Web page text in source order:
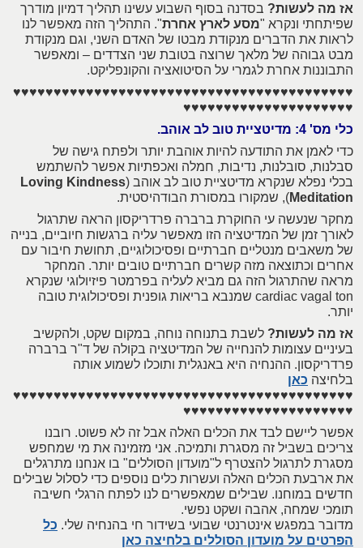
אז מה לעשות? בסדנה בסוף השבוע עשינו תהליך דמיון מודרך
שפיתחתי ונקרא "מסע לארץ אחרת". התהליך הזה מאפשר לנו
לראות את הדברים מנקודת מבטו של האדם השני, וגם מנקודת
מבט גבוהה של מלאך שרוצה בטובת שני הצדדים – ומאפשר
התבוננות אחרת לגמרי על הסיטואציה והקונפליקט.
♥♥♥♥♥♥♥♥♥♥♥♥♥♥♥♥♥♥♥♥♥♥♥♥♥♥♥♥♥♥♥♥♥♥♥♥♥♥♥♥♥♥
♥♥♥♥♥♥♥♥♥♥♥♥♥♥♥♥♥♥♥♥♥
כלי מס' 4: מדיטציית טוב לב אוהב.
כדי לאמן את התודעה להיות אוהבת יותר ולפתח גישה של
סבלנות, סובלנות, נדיבות, חמלה ואכפתיות אפשר להשתמש
בכלי נפלא שנקרא מדיטציית טוב לב אוהב (Loving Kindness
Meditation), שמקורו במסורת הבודהיסטית.
מחקר שנעשה עי החוקרת ברברה פרדריקסון הראה שתרגול
לאורך זמן של המדיטציה הזו מאפשר עליה ברגשות חיוביים, בנייה
של משאבים מנטליים חברתיים ופסיכולוגיים, תחושת חיבור עם
אחרים וכתוצאה מזה קשרים חברתיים טובים יותר. המחקר
מראה שהתרגול הזה גם מביא לעליה בפרמטר פיזיולוגי שנקרא
cardiac vagal ton שמנבא בריאות גופנית ופסיכולוגית טובה
יותר.
אז מה לעשות? לשבת בתנוחה נוחה, במקום שקט, ולהקשיב
בעיניים עצומות להנחייה של המדיטציה בקולה של ד"ר ברברה
פרדריקסון. ההנחיה היא באנגלית ותוכלו לשמוע אותה
בלחיצה כאן
♥♥♥♥♥♥♥♥♥♥♥♥♥♥♥♥♥♥♥♥♥♥♥♥♥♥♥♥♥♥♥♥♥♥♥♥♥♥♥♥♥♥
♥♥♥♥♥♥♥♥♥♥♥♥♥♥♥♥♥♥♥♥♥
אפשר ליישם לבד את הכלים האלה אבל זה לא פשוט. רובנו
צריכים בשביל זה מסגרת ותמיכה. אני מזמינה את מי שמחפש
מסגרת לתרגול להצטרף ל"מועדון הסוללים" בו אנחנו מתרגלים
את ארבעת הכלים האלה ועשרות כלים נוספים כדי לסלול שבילים
חדשים במוחנו. שבילים שמאפשרים לנו לפתח הרגלי חשיבה
תומכי שמחה, אהבה ושקט נפשי.
מדובר במפגש אינטרנטי שבועי בשידור חי בהנחיה שלי. כל
הפרטים על מועדון הסוללים בלחיצה כאן